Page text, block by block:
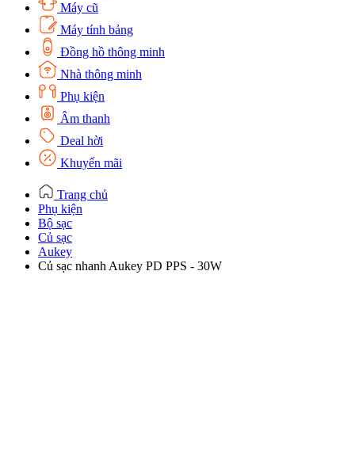
Máy cũ
Máy tính bảng
Đồng hồ thông minh
Nhà thông minh
Phụ kiện
Âm thanh
Deal hời
Khuyến mãi
Trang chủ
Phụ kiện
Bộ sạc
Củ sạc
Aukey
Củ sạc nhanh Aukey PD PPS - 30W